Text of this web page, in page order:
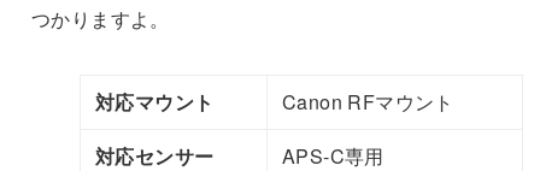
つかりますよ。
対応マウント
Canon RFマウント
対応センサー
APS-C専用